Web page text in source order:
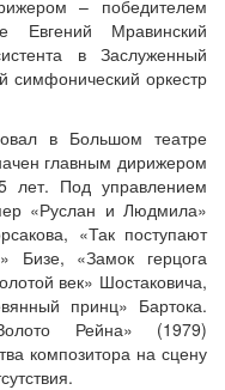
– победителем
Евгений Мравинский
в Заслуженный
симфонический оркестр
в Большом театре
главным дирижером
лет. Под управлением
«Руслан и Людмила»
«Так поступают
Бизе, «Замок герцога
век» Шостаковича,
принц» Бартока.
Рейна» (1979)
композитора на сцену